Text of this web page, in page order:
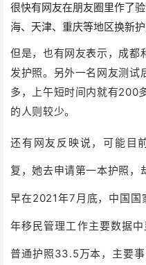
很快有网友在朋友圈里作了
海、天津、重庆等地区换新护
但是，也有网友表示，成都
发护照。另外一名网友测试
多，上午短时间内就有200
的人则较少。
还有网友反映说，可能目
复，她去申请第一本护照，
早在2021年7月底，中国
年移民管理工作主要数据
普通护照33.5万本，主要